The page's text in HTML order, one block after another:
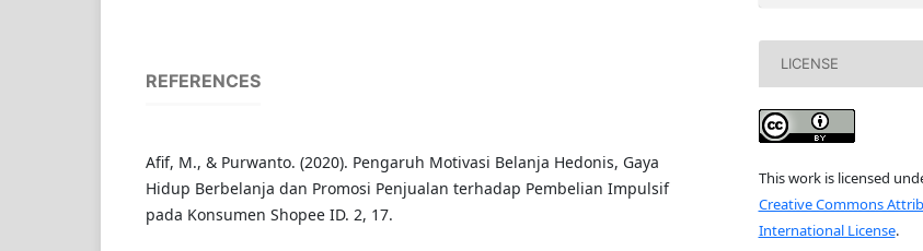
REFERENCES
Afif, M., & Purwanto. (2020). Pengaruh Motivasi Belanja Hedonis, Gaya
Hidup Berbelanja dan Promosi Penjualan terhadap Pembelian Impulsif
pada Konsumen Shopee ID. 2, 17.
LICENSE
This work is licensed
Creative Commons
International License.